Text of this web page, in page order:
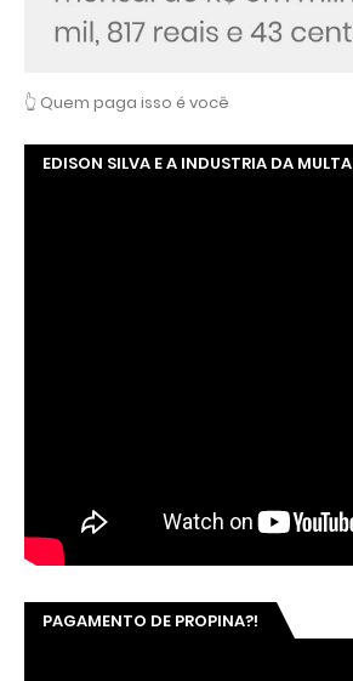
👆 Quem paga isso é você
EDISON SILVA E A INDUSTRIA DA MULTA
PAGAMENTO DE PROPINA?!